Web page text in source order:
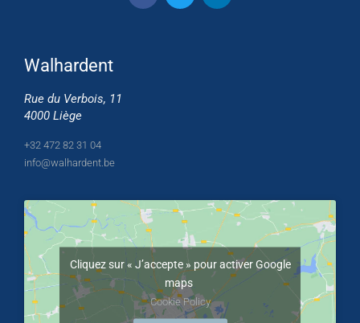
Walhardent
Rue du Verbois, 11
4000 Liège
+32 472 82 31 04
info@walhardent.be
Cliquez sur « J’accepte » pour activer Google
maps
Cookie Policy